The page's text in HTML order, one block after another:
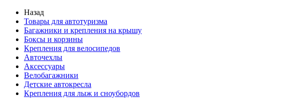
Назад
Товары для автотуризма
Багажники и крепления на крышу
Боксы и корзины
Крепления для велосипедов
Авточехлы
Аксессуары
Велобагажники
Детские автокресла
Крепления для лыж и сноубордов